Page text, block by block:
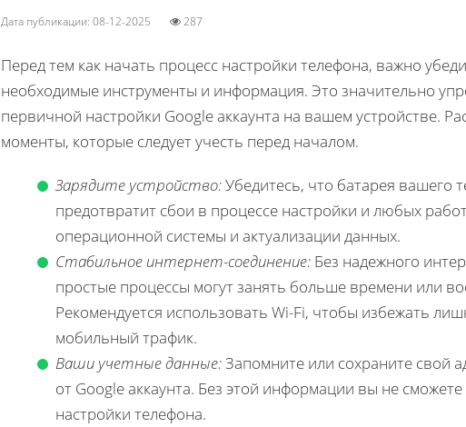
Дата публикации: 08-12-2025 287
Перед тем как начать процесс настройки телефона, важно
необходимые инструменты и информация. Это значительно
первичной настройки Google аккаунта на вашем устройстве.
моменты, которые следует учесть перед началом.
Зарядите устройство:Убедитесь, что батарея вашего
предотвратит сбои в процессе настройки и любых
операционной системы и актуализации данных.
Стабильное интернет-соединение: Без надежного
простые процессы могут занять больше времени или
Рекомендуется использовать Wi-Fi, чтобы избежать
мобильный трафик.
Ваши учетные данные:Запомните или сохраните свой
от Google аккаунта. Без этой информации вы не
настройки телефона.